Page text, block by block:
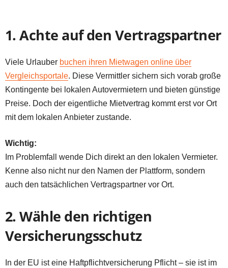
1. Achte auf den Vertragspartner
Viele Urlauber buchen ihren Mietwagen online über
Vergleichsportale. Diese Vermittler sichern sich vorab große
Kontingente bei lokalen Autovermietern und bieten günstige
Preise. Doch der eigentliche Mietvertrag kommt erst vor Ort
mit dem lokalen Anbieter zustande.
Wichtig:
Im Problemfall wende Dich direkt an den lokalen Vermieter.
Kenne also nicht nur den Namen der Plattform, sondern
auch den tatsächlichen Vertragspartner vor Ort.
2. Wähle den richtigen
Versicherungsschutz
In der EU ist eine Haftpflichtversicherung Pflicht – sie ist im